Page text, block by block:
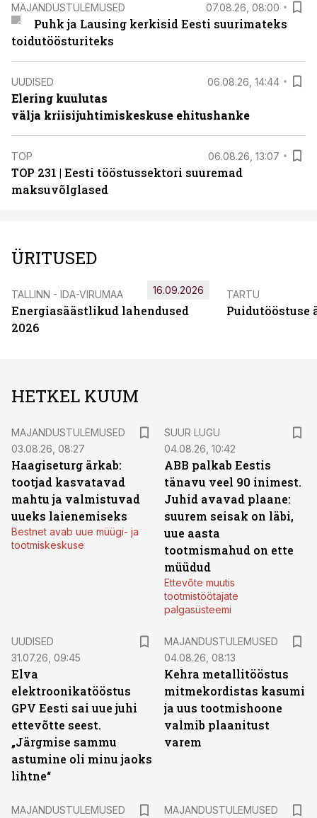
MAJANDUSTULEMUSED 07.08.26, 08:00
Puhk ja Lausing kerkisid Eesti suurimateks
toidutöösturiteks
UUDISED 06.08.26, 14:44
Elering kuulutas
välja kriisijuhtimiskeskuse ehitushanke
TOP 06.08.26, 13:07
TOP 231 | Eesti tööstussektori suuremad
maksuvõlglased
ÜRITUSED
TALLINN - IDA-VIRUMAA
Energiasäästlikud lahendused
2026
16.09.2026 TARTU
Puidutööstuse
HETKEL KUUM
MAJANDUSTULEMUSED
03.08.26, 08:27
Haagiseturg ärkab:
tootjad kasvatavad
mahtu ja valmistuvad
uueks laienemiseks
Bestnet avab uue müügi- ja
tootmiskeskuse
SUUR LUGU
04.08.26, 10:42
ABB palkab Eestis
tänavu veel 90 inimest.
Juhid avavad plaane:
suurem seisak on läbi,
uue aasta
tootmismahud on ette
müüdud
Ettevõte muutis
tootmistöötajate
palgasüsteemi
UUDISED
31.07.26, 09:45
Elva
elektroonikatööstus
GPV Eesti sai uue juhi
ettevõtte seest.
„Järgmise sammu
astumine oli minu jaoks
lihtne“
MAJANDUSTULEMUSED
04.08.26, 08:13
Kehra metallitööstus
mitmekordistas kasumi
ja uus tootmishoone
valmib plaanitust
varem
MAJANDUSTULEMUSED MAJANDUSTULEMUSED